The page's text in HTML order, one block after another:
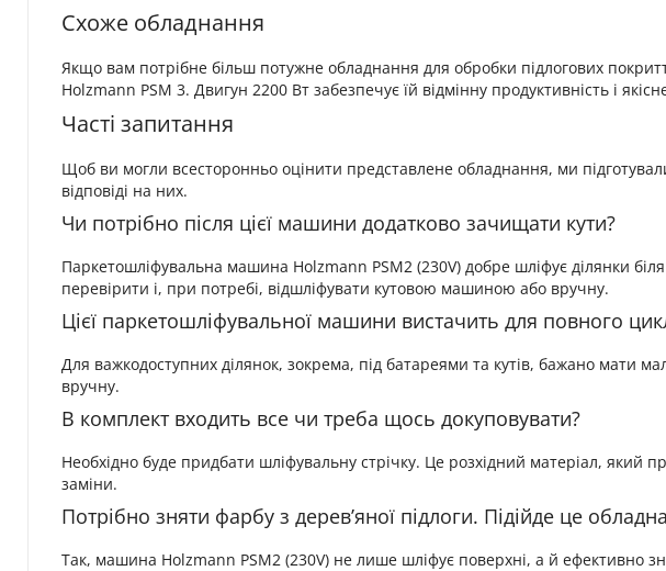
Схоже обладнання
Якщо вам потрібне більш потужне обладнання для обробки підлогових
Holzmann PSM 3. Двигун 2200 Вт забезпечує їй відмінну продуктивність і
Часті запитання
Щоб ви могли всесторонньо оцінити представлене обладнання, ми
відповіді на них.
Чи потрібно після цієї машини додатково зачищати кути?
Паркетошліфувальна машина Holzmann PSM2 (230V) добре шліфує ділянки
перевірити і, при потребі, відшліфувати кутовою машиною або вручну.
Цієї паркетошліфувальної машини вистачить для повного
Для важкодоступних ділянок, зокрема, під батареями та кутів, бажано мати
вручну.
В комплект входить все чи треба щось докуповувати?
Необхідно буде придбати шліфувальну стрічку. Це розхідний матеріал, який
заміни.
Потрібно зняти фарбу з дерев’яної підлоги. Підійде це
Так, машина Holzmann PSM2 (230V) не лише шліфує поверхні, а й ефективно